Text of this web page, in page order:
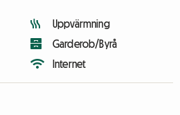
Uppvärmning
Garderob/Byrå
Internet